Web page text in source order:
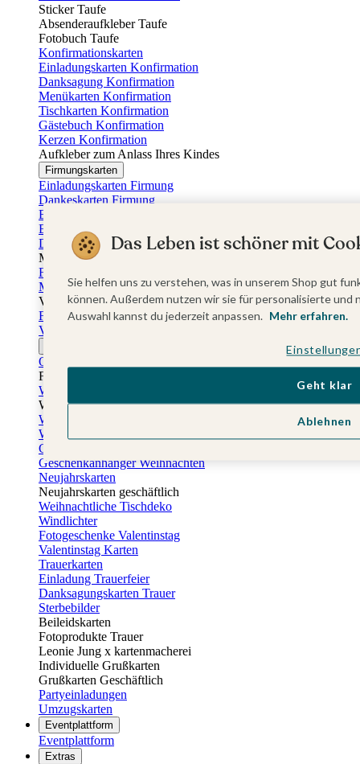
Sticker Taufe
Absenderaufkleber Taufe
Fotobuch Taufe
Konfirmationskarten
Einladungskarten Konfirmation
Danksagung Konfirmation
Menükarten Konfirmation
Tischkarten Konfirmation
Gästebuch Konfirmation
Kerzen Konfirmation
Aufkleber zum Anlass Ihres Kindes
Firmungskarten
Einladungskarten Firmung
Dankeskarten Firmung
Einschulungskarten
Einladungskarten Einschulung
Danksagung Einschulung
Muttertag
Fotogeschenke Muttertag
Muttertagskarten
Vatertag
Fotogeschenke Vatertag
Vatertagskarten
Osterkarten
Fotogeschenke zu Ostern
Weihnachtskarten
Weihnachtskarten selbst gestalten
Weihnachtskarten geschäftlich
Weihnachtsfeier Einladungen
Geschenkaufkleber Weihnachten
Geschenkanhänger Weihnachten
Neujahrskarten
Neujahrskarten geschäftlich
Weihnachtliche Tischdeko
Windlichter
Fotogeschenke Valentinstag
Valentinstag Karten
Trauerkarten
Einladung Trauerfeier
Danksagungskarten Trauer
Sterbebilder
Beileidskarten
Fotoprodukte Trauer
Leonie Jung x kartenmacherei
Individuelle Grußkarten
Grußkarten Geschäftlich
Partyeinladungen
Umzugskarten
Eventplattform
Eventplattform
Extras
Das Leben ist schöner mit
Sie helfen uns zu verstehen, was in unserem Shop gut
können. Außerdem nutzen wir sie für personalisierte
Auswahl kannst du jederzeit anpassen. Mehr erfahren.
Ablehnen
Geht klar